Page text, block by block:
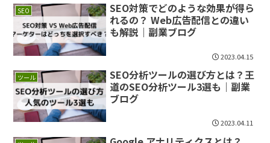
SEO
SEO対策でどのような効果が得ら
れるの？ Web広告配信との違い
も解説｜副業ブログ
2023.04.15
ツール
SEO分析ツールの選び方とは？王
道のSEO分析ツール3選も｜副業
ブログ
2023.04.11